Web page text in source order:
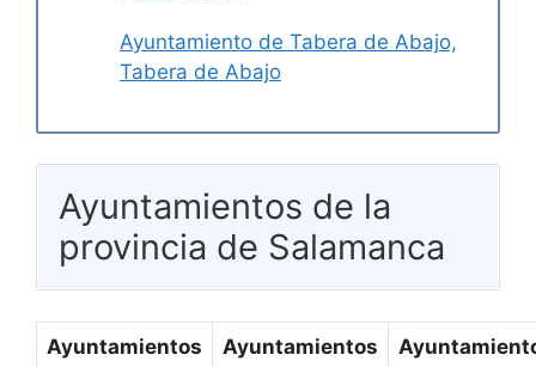
Ayuntamiento de Tabera de Abajo,
Tabera de Abajo
Ayuntamientos de la
provincia de Salamanca
Ayuntamientos Ayuntamientos